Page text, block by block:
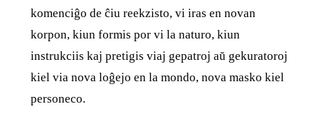
komenciĝo de ĉiu reekzisto, vi iras en novan
korpon, kiun formis por vi la naturo, kiun
instrukciis kaj pretigis viaj gepatroj aŭ gekuratoroj
kiel via nova loĝejo en la mondo, nova masko kiel
personeco.